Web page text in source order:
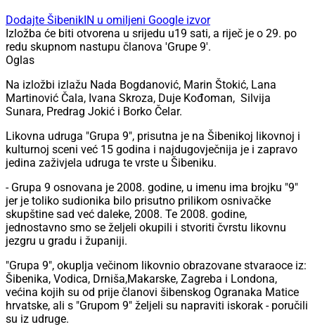
Dodajte ŠibenikIN u omiljeni Google izvor
Izložba će biti otvorena u srijedu u19 sati, a riječ je o 29. po
redu skupnom nastupu članova 'Grupe 9'.
Oglas
Na izložbi izlažu Nada Bogdanović, Marin Štokić, Lana
Martinović Čala, Ivana Skroza, Duje Kođoman, Silvija
Sunara, Predrag Jokić i Borko Čelar.
Likovna udruga "Grupa 9", prisutna je na Šibenikoj likovnoj i
kulturnoj sceni već 15 godina i najdugovječnija je i zapravo
jedina zaživjela udruga te vrste u Šibeniku.
- Grupa 9 osnovana je 2008. godine, u imenu ima brojku "9"
jer je toliko sudionika bilo prisutno prilikom osnivačke
skupštine sad već daleke, 2008. Te 2008. godine,
jednostavno smo se željeli okupili i stvoriti čvrstu likovnu
jezgru u gradu i županiji.
"Grupa 9", okuplja večinom likovnio obrazovane stvaraoce iz:
Šibenika, Vodica, Drniša,Makarske, Zagreba i Londona,
većina kojih su od prije članovi šibenskog Ogranaka Matice
hrvatske, ali s "Grupom 9" željeli su napraviti iskorak - poručili
su iz udruge.